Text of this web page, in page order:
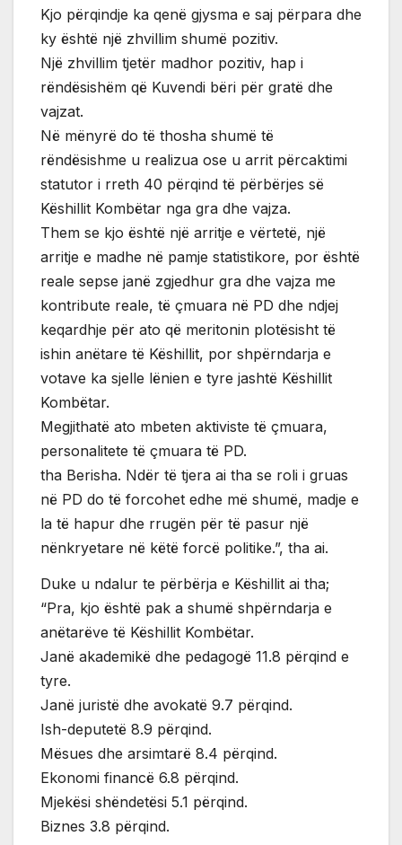
Kjo përqindje ka qenë gjysma e saj përpara dhe
ky është një zhvillim shumë pozitiv.
Një zhvillim tjetër madhor pozitiv, hap i
rëndësishëm që Kuvendi bëri për gratë dhe
vajzat.
Në mënyrë do të thosha shumë të
rëndësishme u realizua ose u arrit përcaktimi
statutor i rreth 40 përqind të përbërjes së
Këshillit Kombëtar nga gra dhe vajza.
Them se kjo është një arritje e vërtetë, një
arritje e madhe në pamje statistikore, por është
reale sepse janë zgjedhur gra dhe vajza me
kontribute reale, të çmuara në PD dhe ndjej
keqardhje për ato që meritonin plotësisht të
ishin anëtare të Këshillit, por shpërndarja e
votave ka sjelle lënien e tyre jashtë Këshillit
Kombëtar.
Megjithatë ato mbeten aktiviste të çmuara,
personalitete të çmuara të PD.
tha Berisha. Ndër të tjera ai tha se roli i gruas
në PD do të forcohet edhe më shumë, madje e
la të hapur dhe rrugën për të pasur një
nënkryetare në këtë forcë politike.”, tha ai.
Duke u ndalur te përbërja e Këshillit ai tha;
“Pra, kjo është pak a shumë shpërndarja e
anëtarëve të Këshillit Kombëtar.
Janë akademikë dhe pedagogë 11.8 përqind e
tyre.
Janë juristë dhe avokatë 9.7 përqind.
Ish-deputetë 8.9 përqind.
Mësues dhe arsimtarë 8.4 përqind.
Ekonomi financë 6.8 përqind.
Mjekësi shëndetësi 5.1 përqind.
Biznes 3.8 përqind.